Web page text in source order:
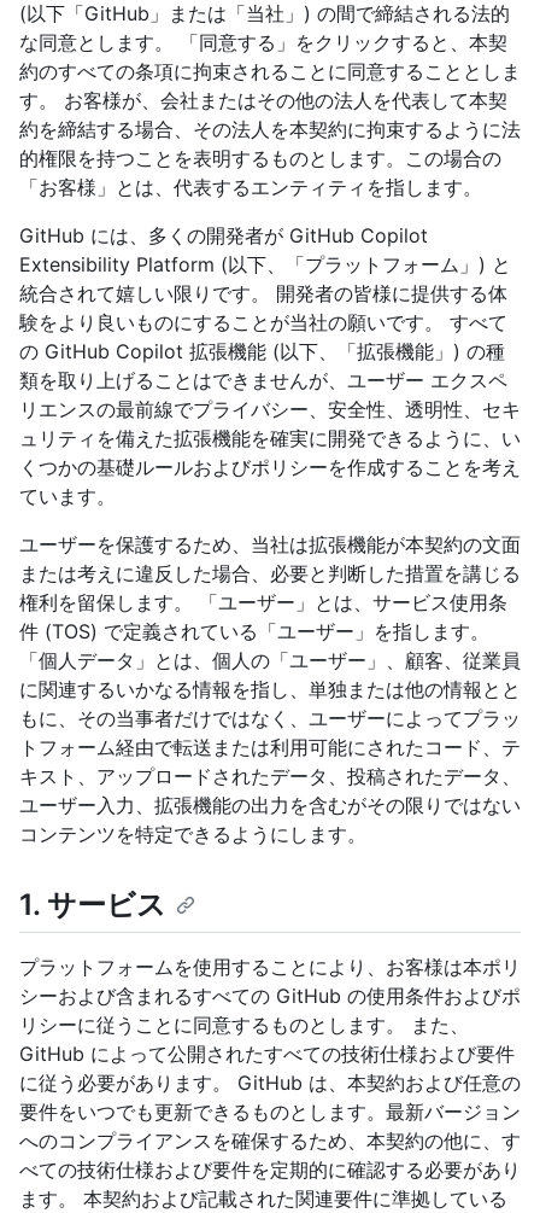
(以下「GitHub」または「当社」) の間で締結される法的
な同意とします。 「同意する」をクリックすると、本契
約のすべての条項に拘束されることに同意することとしま
す。 お客様が、会社またはその他の法人を代表して本契
約を締結する場合、その法人を本契約に拘束するように法
的権限を持つことを表明するものとします。この場合の
「お客様」とは、代表するエンティティを指します。
GitHub には、多くの開発者が GitHub Copilot
Extensibility Platform (以下、「プラットフォーム」) と
統合されて嬉しい限りです。 開発者の皆様に提供する体
験をより良いものにすることが当社の願いです。 すべて
の GitHub Copilot 拡張機能 (以下、「拡張機能」) の種
類を取り上げることはできませんが、ユーザー エクスペ
リエンスの最前線でプライバシー、安全性、透明性、セキ
ュリティを備えた拡張機能を確実に開発できるように、い
くつかの基礎ルールおよびポリシーを作成することを考え
ています。
ユーザーを保護するため、当社は拡張機能が本契約の文面
または考えに違反した場合、必要と判断した措置を講じる
権利を留保します。 「ユーザー」とは、サービス使用条
件 (TOS) で定義されている「ユーザー」を指します。
「個人データ」とは、個人の「ユーザー」、顧客、従業員
に関連するいかなる情報を指し、単独または他の情報とと
もに、その当事者だけではなく、ユーザーによってプラッ
トフォーム経由で転送または利用可能にされたコード、テ
キスト、アップロードされたデータ、投稿されたデータ、
ユーザー入力、拡張機能の出力を含むがその限りではない
コンテンツを特定できるようにします。
1. サービス
プラットフォームを使用することにより、お客様は本ポリ
シーおよび含まれるすべての GitHub の使用条件およびポ
リシーに従うことに同意するものとします。 また、
GitHub によって公開されたすべての技術仕様および要件
に従う必要があります。 GitHub は、本契約および任意の
要件をいつでも更新できるものとします。最新バージョン
へのコンプライアンスを確保するため、本契約の他に、す
べての技術仕様および要件を定期的に確認する必要があり
ます。 本契約および記載された関連要件に準拠している